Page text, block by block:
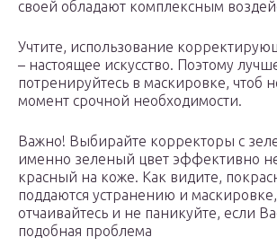
своей обладают комплексным
Учтите, использование
– настоящее искусство. Поэтому
потренируйтесь в маскировке, чтоб
момент срочной необходимости.
Важно! Выбирайте корректоры с
именно зеленый цвет эффективно
красный на коже. Как видите,
поддаются устранению и
отчаивайтесь и не паникуйте, если
подобная проблема